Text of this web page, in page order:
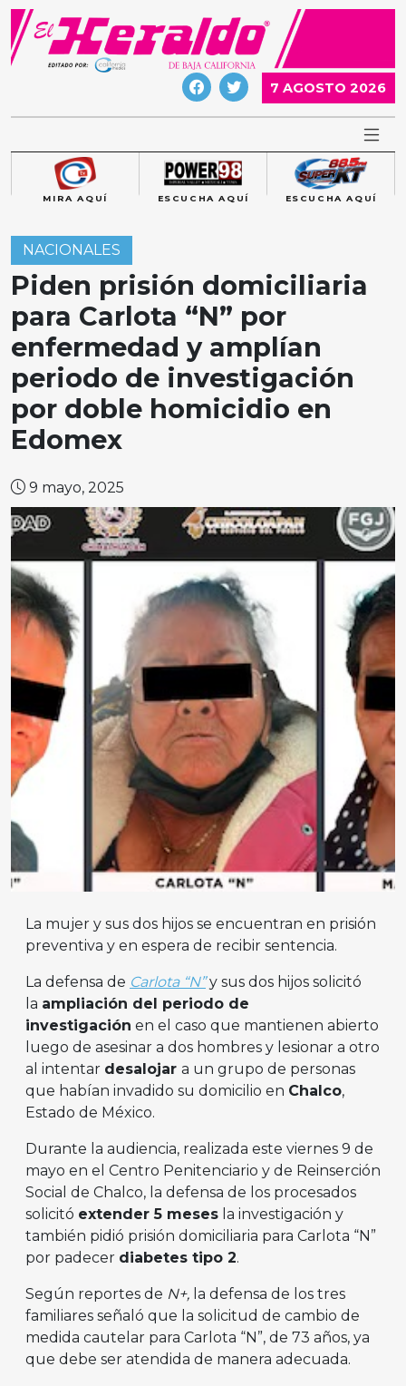
Skip
content
7 AGOSTO 2026
MIRA AQUÍ ESCUCHA AQUÍ ESCUCHA AQUÍ
NACIONALES
Piden prisión domiciliaria
para Carlota “N” por
enfermedad y amplían
periodo de investigación
por doble homicidio en
Edomex
9 mayo, 2025
La mujer y sus dos hijos se encuentran en prisión
preventiva y en espera de recibir sentencia.
La defensa de Carlota “N”y sus dos hijos solicitó
la ampliación del periodo de
investigación en el caso que mantienen abierto
luego de asesinar a dos hombres y lesionar a otro
al intentar desalojar a un grupo de personas
que habían invadido su domicilio en Chalco,
Estado de México.
Durante la audiencia, realizada este viernes 9 de
mayo en el Centro Penitenciario y de Reinserción
Social de Chalco, la defensa de los procesados
solicitó extender 5 meses la investigación y
también pidió prisión domiciliaria para Carlota “N”
por padecer diabetes tipo 2.
Según reportes de N+, la defensa de los tres
familiares señaló que la solicitud de cambio de
medida cautelar para Carlota “N”, de 73 años, ya
que debe ser atendida de manera adecuada.